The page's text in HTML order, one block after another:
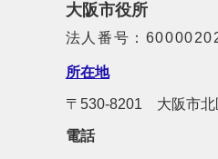
大阪市役所
法人番号：
所在地
〒530-8201 大阪市北
電話